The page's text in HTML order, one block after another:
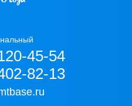
45-54
82-13